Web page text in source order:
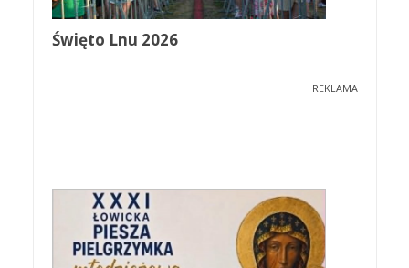
Święto Lnu 2026
REKLAMA